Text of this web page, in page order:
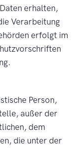
erhalten,
Verarbeitung
erfolgt im
Person,
außer der
dem
die unter der